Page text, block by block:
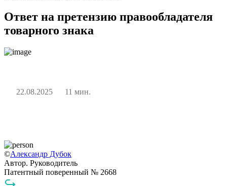
Ответ на претензию правообладателя
товарного знака
22.08.2025 11 мин.
©Александр Дубок
Автор. Руководитель
Патентный поверенный № 2668